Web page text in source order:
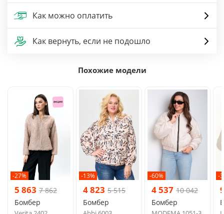
Как можно оплатить
Как вернуть, если не подошло
Похожие модели
-27%
5 863 7 862
Бомбер
-13%
4 823 5 515
Бомбер
-60%
4 537 10 042
Бомбер
-